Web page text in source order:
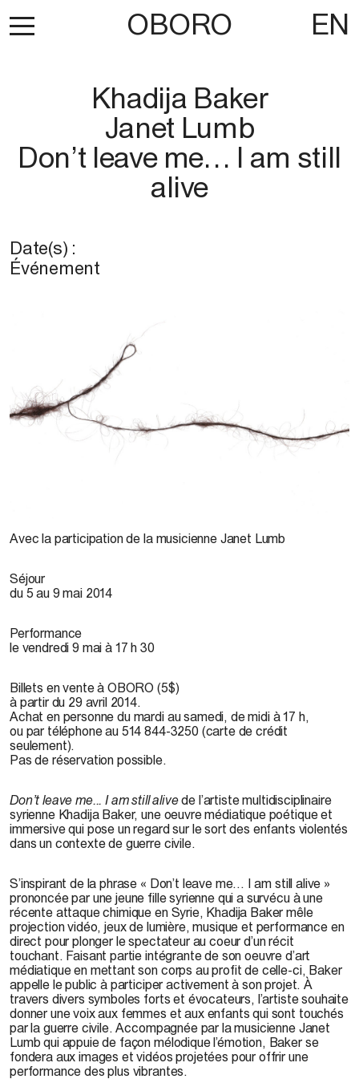
OBORO EN
Khadija Baker
Janet Lumb
Don’t leave me… I am still
alive
Date(s) :
Événement
Avec la participation de la musicienne Janet Lumb
Séjour
du 5 au 9 mai 2014
Performance
le vendredi 9 mai à 17 h 30
Billets en vente à OBORO (5$)
à partir du 29 avril 2014.
Achat en personne du mardi au samedi, de midi à 17 h,
ou par téléphone au 514 844-3250 (carte de crédit
seulement).
Pas de réservation possible.
Don’t leave me... I am still alivede l’artiste multidisciplinaire
syrienne Khadija Baker, une oeuvre médiatique poétique et
immersive qui pose un regard sur le sort des enfants violentés
dans un contexte de guerre civile.
S’inspirant de la phrase « Don’t leave me... I am still alive »
prononcée par une jeune fille syrienne qui a survécu à une
récente attaque chimique en Syrie, Khadija Baker mêle
projection vidéo, jeux de lumière, musique et performance en
direct pour plonger le spectateur au coeur d’un récit
touchant. Faisant partie intégrante de son oeuvre d’art
médiatique en mettant son corps au profit de celle-ci, Baker
appelle le public à participer activement à son projet. À
travers divers symboles forts et évocateurs, l’artiste souhaite
donner une voix aux femmes et aux enfants qui sont touchés
par la guerre civile. Accompagnée par la musicienne Janet
Lumb qui appuie de façon mélodique l’émotion, Baker se
fondera aux images et vidéos projetées pour offrir une
performance des plus vibrantes.